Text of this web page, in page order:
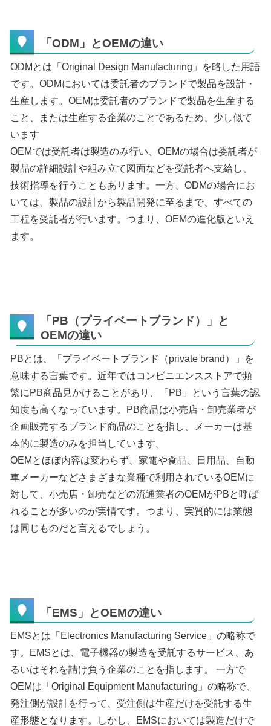
「ODM」とOEMの違い
ODMとは「Original Design Manufacturing」を略した用語
です。ODMにおいては委託者のブランドで製品を設計・
生産します。OEMは委託者のブランドで製品を生産する
こと、または生産する企業のことであるため、少し似て
います
OEMでは受託者は製造のみ行い、OEMの場合は委託者が
製品の詳細設計や組み立て図面などを受託者へ支給し、
技術指導を行うこともあります。一方、ODMの場合にお
いては、製品の設計から製品開発に至るまで、すべての
工程を受託者が行います。つまり、OEMの進化版といえ
ます。
「PB（プライベートブランド）」と
OEMの違い
PBとは、「プライベートブランド（private brand）」を
意味する言葉です。近年ではコンビニエンスストアで頻
繁にPB商品見かけることがあり、「PB」という言葉の認
知度も高くなっています。PB商品は小売店・卸売業者が
企画販売するブランド商品のことを指し、メーカーは基
本的に製造のみを担当しています。
OEMとほぼ内容は変わらず、家電や食品、日用品、自動
車メーカーなどさまざまな業種で利用されているOEMに
対して、小売店・卸売などの流通業者のOEMがPBと呼ば
れることが多いのが実情です。つまり、実質的には業態
は同じものだと言えるでしょう。
「EMS」とOEMの違い
EMSとは「Electronics Manufacturing Service」の略称で
す。EMSとは、電子機器の製造を受託するサービス、あ
るいはそれを請け負う企業のことを指します。 一方で
OEMは「Original Equipment Manufacturing」の略称で、
発注側が設計を行って、受注側は生産だけを受託する生
産形態となります。しかし、EMSにおいては製造だけで